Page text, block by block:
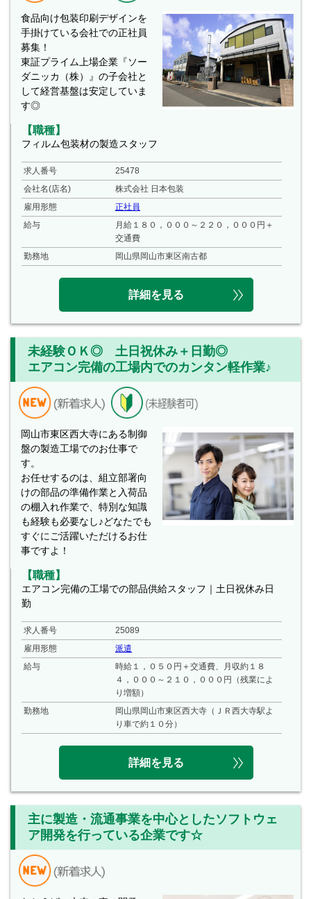
食品向け包装印刷デザインを
手掛けている会社での正社員
募集！
東証プライム上場企業『ソー
ダニッカ（株）』の子会社と
して経営基盤は安定していま
す◎
【職種】
フィルム包装材の製造スタッフ
求人番号
25478
会社名(店名)
株式会社 日本包装
雇用形態
正社員
給与
月給１８０，０００～２２０，０００円＋
交通費
勤務地
岡山県岡山市東区南古都
詳細を見る
未経験ＯＫ◎ 土日祝休み＋日勤◎
エアコン完備の工場内でのカンタン軽作業♪
岡山市東区西大寺にある制御
盤の製造工場でのお仕事で
す。
お任せするのは、組立部署向
けの部品の準備作業と入荷品
の棚入れ作業で、特別な知識
も経験も必要なし♪どなたでも
すぐにご活躍いただけるお仕
事ですよ！
【職種】
エアコン完備の工場での部品供給スタッフ｜土日祝休み日
勤
求人番号
25089
雇用形態
派遣
給与
時給１，０５０円＋交通費、月収約１８
４，０００～２１０，０００円（残業によ
り増額）
勤務地
岡山県岡山市東区西大寺（ＪＲ西大寺駅よ
り車で約１０分）
詳細を見る
主に製造・流通事業を中心としたソフトウェ
ア開発を行っている企業です☆